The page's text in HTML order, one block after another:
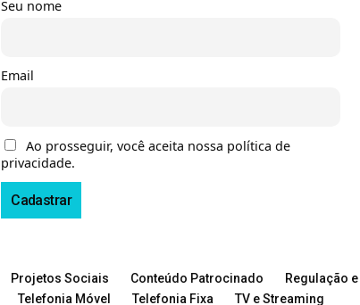
Seu nome
Email
Ao prosseguir, você aceita nossa política de
privacidade.
Projetos Sociais Conteúdo Patrocinado Regulação
Telefonia Móvel
Telefonia Fixa TV e Streaming